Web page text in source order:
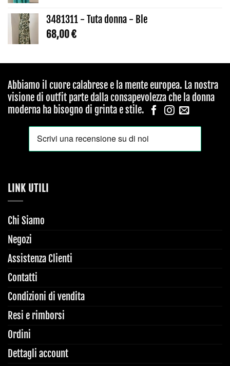
3481311 - Tuta donna - Ble
68,00€
Abbiamo il cuore calabrese e la mente europea. La nostra
visione di outfit parte dalla consapevolezza che la donna
moderna ha bisogno di grinta e stile.
LINK UTILI
Chi Siamo
Negozi
Assistenza Clienti
Contatti
Condizioni di vendita
Resi e rimborsi
Ordini
Dettagli account